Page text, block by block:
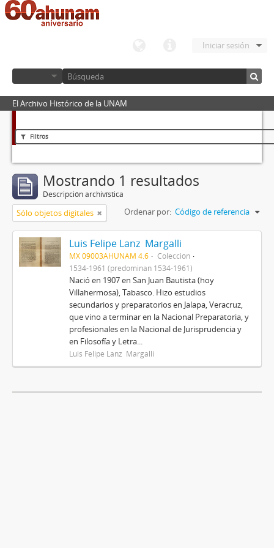
Iniciar sesión
El Archivo Histórico de la UNAM
Filtros
Mostrando 1 resultados
Descripción archivística
Sólo objetos digitales Ordenar por: Código de referencia
Luis Felipe Lanz Margalli
MX 09003AHUNAM 4.6
Colección
1534-1961 (predominan 1534-1961)
Nació en 1907 en San Juan Bautista (hoy
Villahermosa), Tabasco. Hizo estudios
secundarios y preparatorios en Jalapa, Veracruz,
que vino a terminar en la Nacional Preparatoria, y
profesionales en la Nacional de Jurisprudencia y
en Filosofía y Letra...
Luis Felipe Lanz Margalli